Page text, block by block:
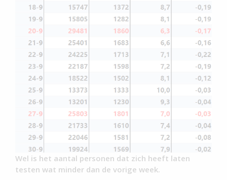
Wel is het aantal personen dat zich heeft laten
testen wat minder dan de vorige week.